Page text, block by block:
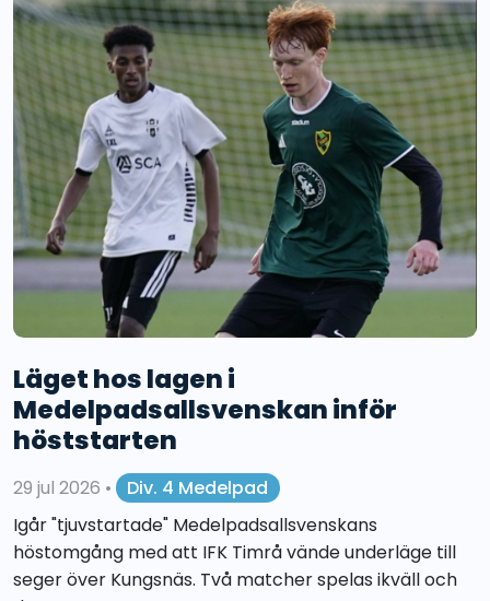
Läget hos lagen i
Medelpadsallsvenskan inför
höststarten
29 jul 2026 •
Div. 4 Medelpad
Igår "tjuvstartade" Medelpadsallsvenskans
höstomgång med att IFK Timrå vände underläge till
seger över Kungsnäs. Två matcher spelas ikväll och